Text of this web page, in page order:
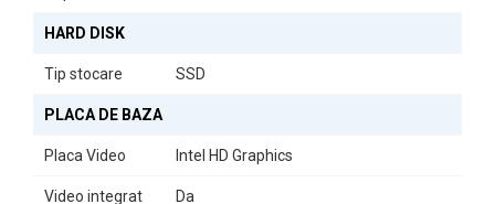
model vă va satisface nevoile.
HARD DISK
Tip stocare SSD
PLACA DE BAZA
Placa Video Intel HD Graphics
Video integrat Da